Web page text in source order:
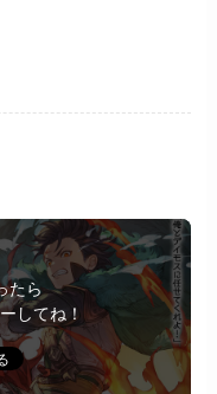
たら
してね！